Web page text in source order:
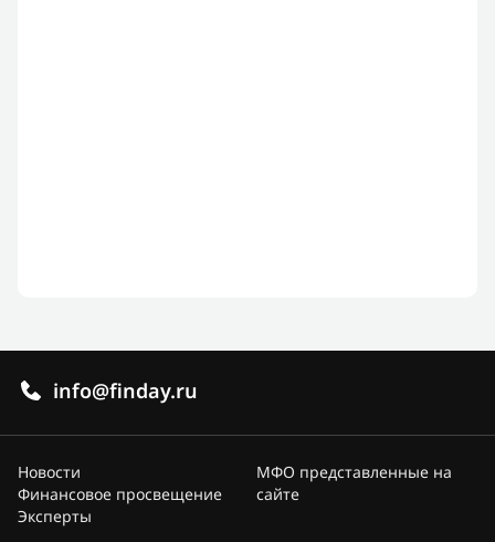
info@finday.ru
Новости
Финансовое просвещение
Эксперты
МФО представленные на
сайте